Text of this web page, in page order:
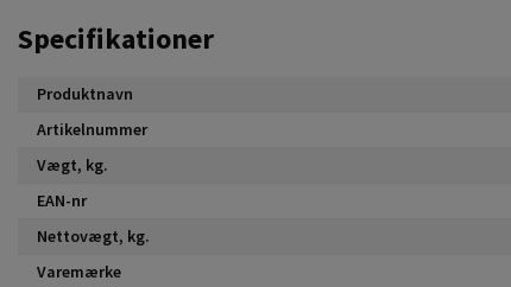
Specifikationer
Produktnavn
Artikelnummer
Vægt, kg.
EAN-nr
Nettovægt, kg.
Varemærke